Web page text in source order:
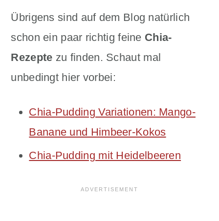
Übrigens sind auf dem Blog natürlich
schon ein paar richtig feine Chia-
Rezepte zu finden. Schaut mal
unbedingt hier vorbei:
Chia-Pudding Variationen: Mango-
Banane und Himbeer-Kokos
Chia-Pudding mit Heidelbeeren